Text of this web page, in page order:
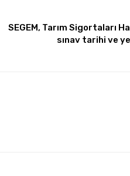
SEGEM, Tarım Sigortaları
sınav tarihi ve